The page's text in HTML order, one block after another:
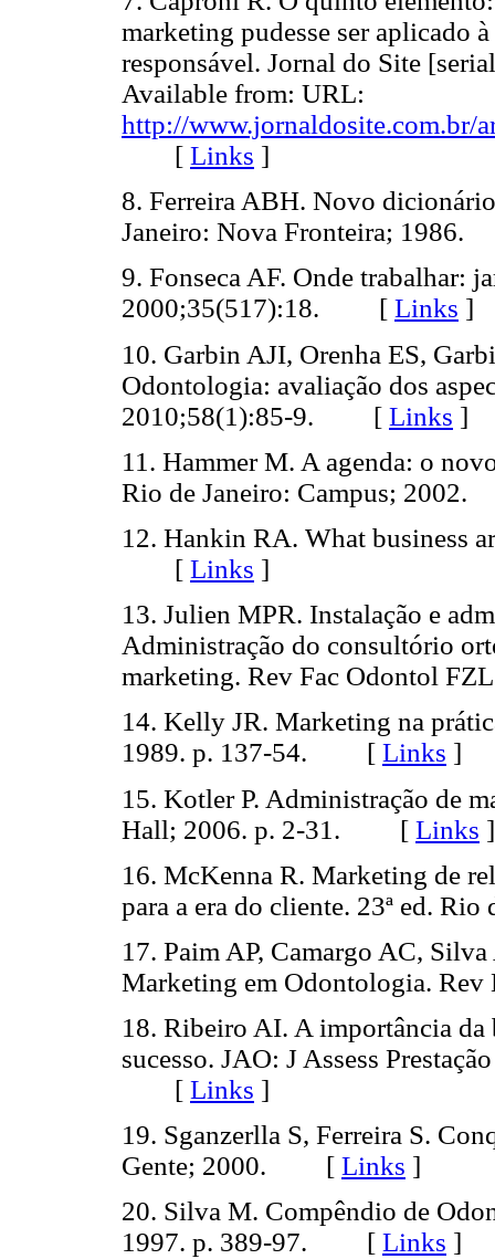
marketing pudesse ser aplicado
responsável. Jornal do Site
Available from: URL:
http://www.jornaldosite.com.br/
[ Links ]
8. Ferreira ABH. Novo
Janeiro: Nova Fronteira;
9. Fonseca AF. Onde trabalhar:
2000;35(517):18. [ Links ]
10. Garbin AJI, Orenha ES,
Odontologia: avaliação dos
2010;58(1):85-9. [ Links ]
11. Hammer M. A agenda: o
Rio de Janeiro: Campus;
12. Hankin RA. What business
[ Links ]
13. Julien MPR. Instalação e
Administração do consultório
marketing. Rev Fac Odontol
14. Kelly JR. Marketing na
1989. p. 137-54. [ Links ]
15. Kotler P. Administração de
Hall; 2006. p. 2-31. [ Links ]
16. McKenna R. Marketing de
para a era do cliente. 23ª ed.
17. Paim AP, Camargo AC,
Marketing em Odontologia.
18. Ribeiro AI. A importância da
sucesso. JAO: J Assess
[ Links ]
19. Sganzerlla S, Ferreira S.
Gente; 2000. [ Links ]
20. Silva M. Compêndio de
1997. p. 389-97. [ Links ]